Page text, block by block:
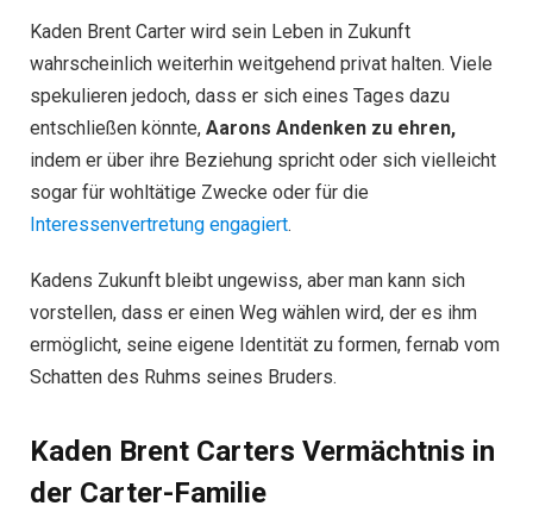
Kaden Brent Carter wird sein Leben in Zukunft
wahrscheinlich weiterhin weitgehend privat halten. Viele
spekulieren jedoch, dass er sich eines Tages dazu
entschließen könnte, Aarons Andenken zu ehren,
indem er über ihre Beziehung spricht oder sich vielleicht
sogar für wohltätige Zwecke oder für die
Interessenvertretung engagiert.
Kadens Zukunft bleibt ungewiss, aber man kann sich
vorstellen, dass er einen Weg wählen wird, der es ihm
ermöglicht, seine eigene Identität zu formen, fernab vom
Schatten des Ruhms seines Bruders.
Kaden Brent Carters Vermächtnis in
der Carter-Familie